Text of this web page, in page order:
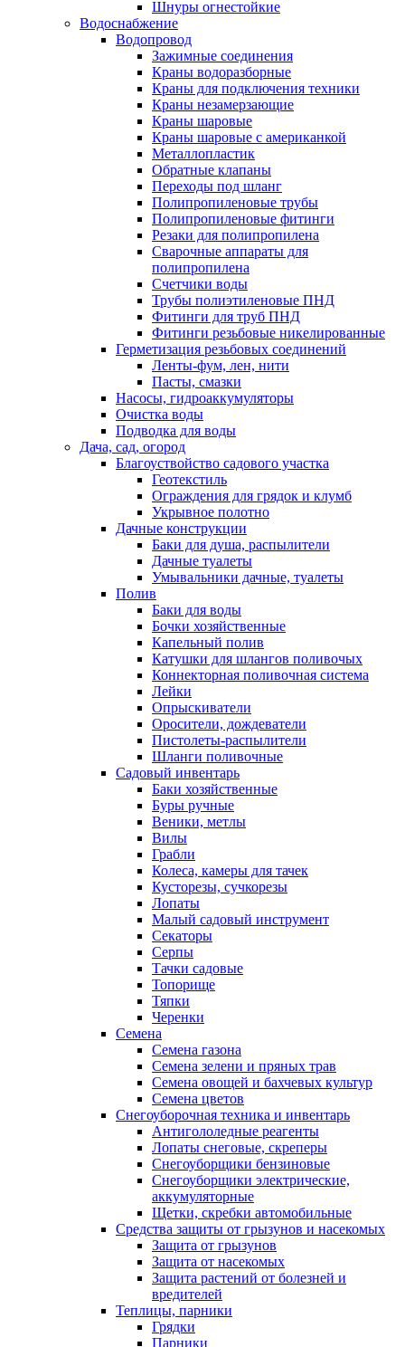
Шнуры огнестойкие
Водоснабжение
Водопровод
Зажимные соединения
Краны водоразборные
Краны для подключения техники
Краны незамерзающие
Краны шаровые
Краны шаровые с американкой
Металлопластик
Обратные клапаны
Переходы под шланг
Полипропиленовые трубы
Полипропиленовые фитинги
Резаки для полипропилена
Сварочные аппараты для
полипропилена
Счетчики воды
Трубы полиэтиленовые ПНД
Фитинги для труб ПНД
Фитинги резьбовые никелированные
Герметизация резьбовых соединений
Ленты-фум, лен, нити
Пасты, смазки
Насосы, гидроаккумуляторы
Очистка воды
Подводка для воды
Дача, сад, огород
Благоуствойство садового участка
Геотекстиль
Ограждения для грядок и клумб
Укрывное полотно
Дачные конструкции
Баки для душа, распылители
Дачные туалеты
Умывальники дачные, туалеты
Полив
Баки для воды
Бочки хозяйственные
Капельный полив
Катушки для шлангов поливочых
Коннекторная поливочная система
Лейки
Опрыскиватели
Оросители, дождеватели
Пистолеты-распылители
Шланги поливочные
Садовый инвентарь
Баки хозяйственные
Буры ручные
Веники, метлы
Вилы
Грабли
Колеса, камеры для тачек
Кусторезы, сучкорезы
Лопаты
Малый садовый инструмент
Секаторы
Серпы
Тачки садовые
Топорище
Тяпки
Черенки
Семена
Семена газона
Семена зелени и пряных трав
Семена овощей и бахчевых культур
Семена цветов
Снегоуборочная техника и инвентарь
Антигололедные реагенты
Лопаты снеговые, скреперы
Снегоуборщики бензиновые
Снегоуборщики электрические,
аккумуляторные
Щетки, скребки автомобильные
Средства защиты от грызунов и насекомых
Защита от грызунов
Защита от насекомых
Защита растений от болезней и
вредителей
Теплицы, парники
Грядки
Парники